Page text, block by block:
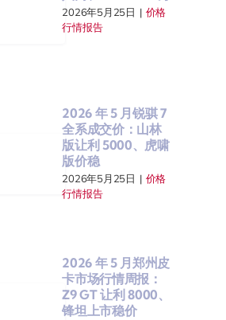
2026年5月25日 | 价格
行情报告
2026 年 5 月锐骐 7
全系成交价：山林
版让利 5000、虎啸
版价稳
2026年5月25日 | 价格
行情报告
2026 年 5 月郑州皮
卡市场行情周报：
Z9 GT 让利 8000、
锋坦上市稳价